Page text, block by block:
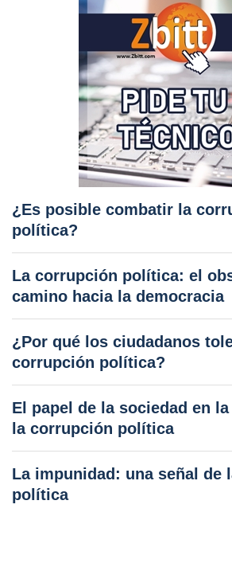
¿Es posible combatir la
política?
La corrupción política: el
camino hacia la democracia
¿Por qué los ciudadanos
corrupción política?
El papel de la sociedad en
la corrupción política
La impunidad: una señal de
política